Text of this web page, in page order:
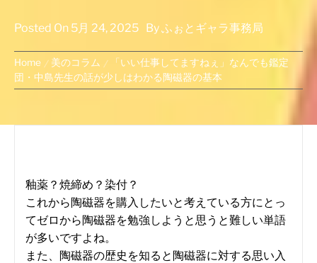
Posted On 5月 24, 2025 Byふぉとギャラ事務局
Home 美のコラム
「いい仕事してますねぇ」なんでも鑑定
団・中島先生の話が少しはわかる陶磁器の基本
釉薬？焼締め？染付？
これから陶磁器を購入したいと考えている方にとっ
てゼロから陶磁器を勉強しようと思うと難しい単語
が多いですよね。
また、陶磁器の歴史を知ると陶磁器に対する思い入